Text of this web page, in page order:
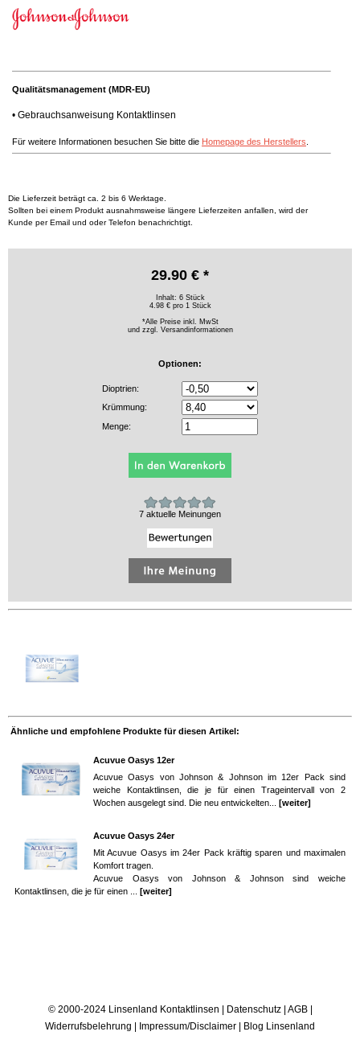
Qualitätsmanagement (MDR-EU)
• Gebrauchsanweisung Kontaktlinsen
Für weitere Informationen besuchen Sie bitte die Homepage des Herstellers
Die Lieferzeit beträgt ca. 2 bis 6 Werktage.
Sollten bei einem Produkt ausnahmsweise längere Lieferzeiten anfallen, wird der
Kunde per Email und oder Telefon benachrichtigt.
29.90 € *
Inhalt: 6 Stück
4.98 € pro 1 Stück
*Alle Preise inkl. MwSt
und zzgl. Versandinformationen
Optionen:
Dioptrien:
Krümmung:
Menge:
7 aktuelle Meinungen
Ähnliche und empfohlene Produkte für diesen Artikel:
Acuvue Oasys 12er
Acuvue Oasys von Johnson & Johnson im 12er Pack sind
weiche Kontaktlinsen, die je für einen Trageintervall von 2
Wochen ausgelegt sind. Die neu entwickelten... [weiter]
Acuvue Oasys 24er
Mit Acuvue Oasys im 24er Pack kräftig sparen und maximalen
Komfort tragen.
Acuvue Oasys von Johnson & Johnson sind weiche
Kontaktlinsen, die je für einen ... [weiter]
© 2000-2024 Linsenland Kontaktlinsen | Datenschutz| AGB|
Widerrufsbelehrung | Impressum/Disclaimer | Blog Linsenland